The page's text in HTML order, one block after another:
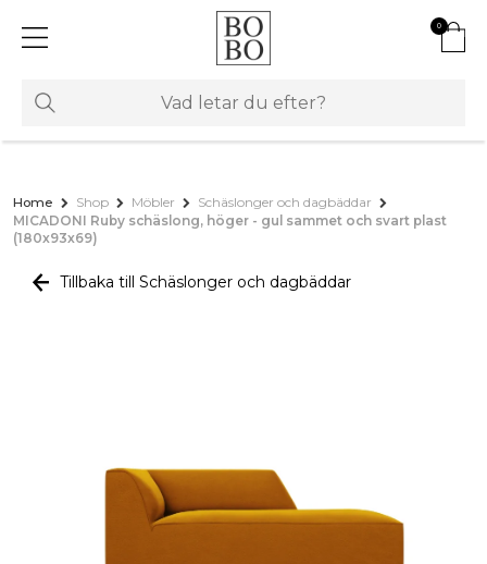
0
Home Shop Möbler
Schäslonger och dagbäddar
MICADONI Ruby schäslong, höger - gul sammet och svart plast
(180x93x69)
Tillbaka till Schäslonger och dagbäddar